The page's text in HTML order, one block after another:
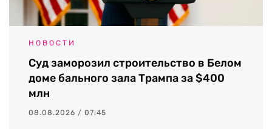
НОВОСТИ
Суд заморозил строительство в Белом
доме бального зала Трампа за $400
млн
08.08.2026 / 07:45